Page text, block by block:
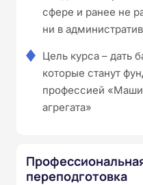
сфере и ранее не
ни в
Цель курса – дать
которые станут
профессией
агрегата»
переподготовка